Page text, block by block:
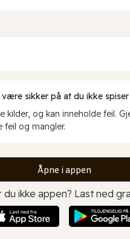
sikker på at du ikke spiser
og kan inneholde feil.
feil og mangler.
Åpne i appen
du ikke appen? Last ned